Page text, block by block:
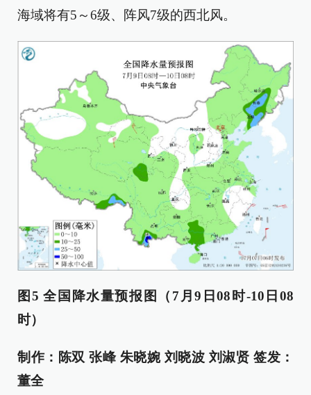
海域将有5～6级、阵风7级的西北风。
图5 全国降水量预报图（7月9日08时-10日08
时）
制作： 陈双 张峰 朱晓婉 刘晓波 刘淑贤 签发：
董全